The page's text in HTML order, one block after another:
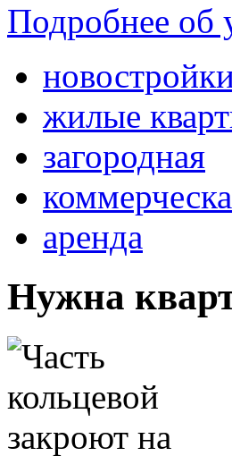
Подробнее об
жилые
загородная
аренда
Нужна